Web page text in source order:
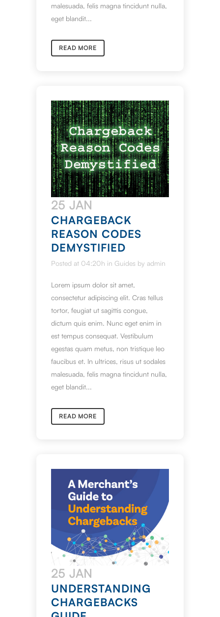
malesuada, felis magna tincidunt nulla,
eget blandit...
READ MORE
25 JAN
CHARGEBACK
REASON CODES
DEMYSTIFIED
Posted at 04:20h in Guides by admin
Lorem ipsum dolor sit amet,
consectetur adipiscing elit. Cras tellus
tortor, feugiat ut sagittis congue,
dictum quis enim. Nunc eget enim in
est tempus consequat. Vestibulum
egestas quam metus, non tristique leo
faucibus et. In ultrices, risus ut sodales
malesuada, felis magna tincidunt nulla,
eget blandit...
READ MORE
25 JAN
UNDERSTANDING
CHARGEBACKS